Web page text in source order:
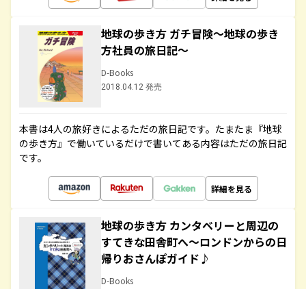
地球の歩き方 ガチ冒険～地球の歩き
方社員の旅日記～
D-Books
2018.04.12 発売
本書は4人の旅好きによるただの旅日記です。たまたま『地球
の歩き方』で働いているだけで書いてある内容はただの旅日記
です。
詳細を見る
地球の歩き方 カンタベリーと周辺の
すてきな田舎町へ～ロンドンからの日
帰りおさんぽガイド♪
D-Books